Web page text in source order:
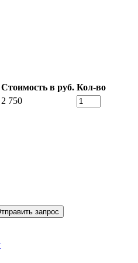
Стоимость в руб. Кол-во
2 750
запрос